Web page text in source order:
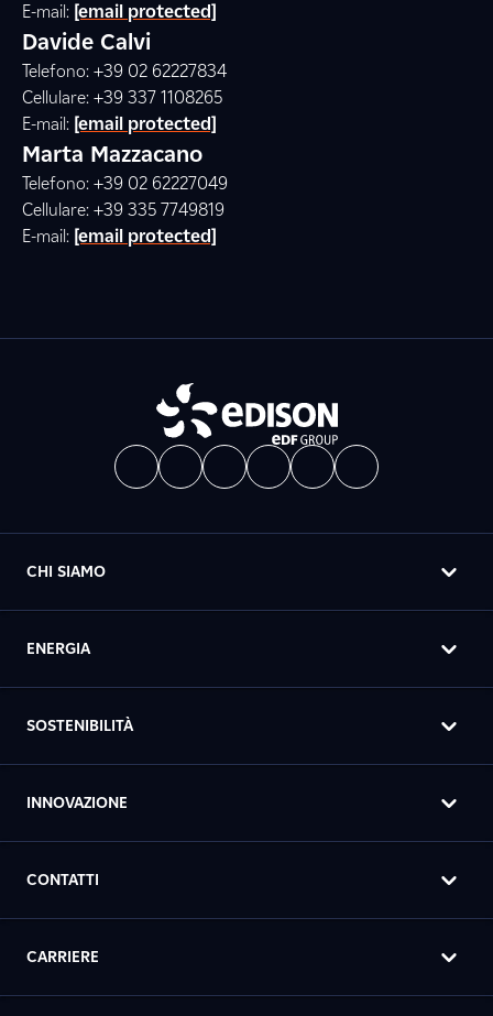
E-mail: [email protected]
Davide Calvi
Telefono: +39 02 62227834
Cellulare: +39 337 1108265
E-mail: [email protected]
Marta Mazzacano
Telefono: +39 02 62227049
Cellulare: +39 335 7749819
E-mail: [email protected]
CHI SIAMO
ENERGIA
SOSTENIBILITÀ
INNOVAZIONE
CONTATTI
CARRIERE